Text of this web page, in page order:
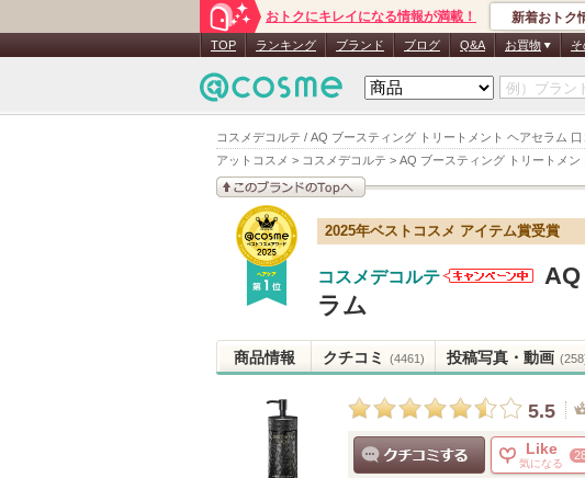
コスメデコルテ / AQ ブースティング トリートメント ヘアセラム 口
アットコスメ > コスメデコルテ > AQ ブースティング トリートメン
おトクにキレイになる情報が満載！ 新着おトク
TOP ランキング ブランド ブログ Q&A お買物
このブランドの情報を
見る
2025年ベストコスメ アイテム賞受賞
コスメデコルテ
お知らせが
あります
ラム
商品情報 クチコミ (4461) 投稿写真・動画
5.5
Like
気になる